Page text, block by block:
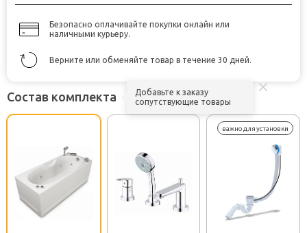
Безопасно оплачивайте покупки онлайн или
наличными курьеру.
Верните или обменяйте товар в течение 30 дней.
Состав комплекта
Добавьте к заказу
сопутствующие товары